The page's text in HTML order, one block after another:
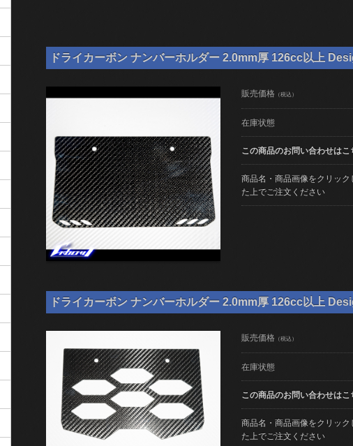
ドライカーボン ナンバーホルダー 2.0mm厚 126cc以上
販売価格 （税込）
在庫状態
この商品のお問い合わせはこ
商品名・商品画像をクリッ
た上でご注文ください
ドライカーボン ナンバーホルダー 2.0mm厚 126cc以上
販売価格 （税込）
在庫状態
この商品のお問い合わせはこ
商品名・商品画像をクリッ
た上でご注文ください